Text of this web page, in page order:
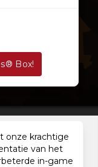
Box!
onze krachtige
van het
in-game